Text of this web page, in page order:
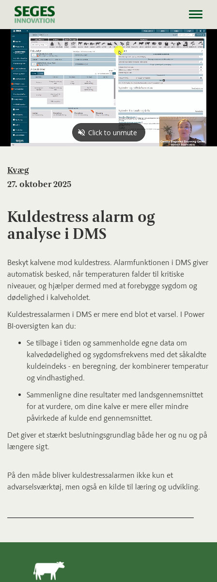
Kvæg
27. oktober 2025
Kuldestress alarm og
analyse i DMS
Beskyt kalvene mod kuldestress. Alarmfunktionen i DMS giver
automatisk besked, når temperaturen falder til kritiske
niveauer, og hjælper dermed med at forebygge sygdom og
dødelighed i kalveholdet.
Kuldestressalarmen i DMS er mere end blot et varsel. I Power
BI-oversigten kan du:
Se tilbage i tiden og sammenholde egne data om
kalvedødelighed og sygdomsfrekvens med det såkaldte
kuldeindeks - en beregning, der kombinerer temperatur
og vindhastighed.
Sammenligne dine resultater med landsgennemsnittet
for at vurdere, om dine kalve er mere eller mindre
påvirkede af kulde end gennemsnittet.
Det giver et stærkt beslutningsgrundlag både her og nu og på
længere sigt.
På den måde bliver kuldestressalarmen ikke kun et
advarselsværktøj, men også en kilde til læring og udvikling.